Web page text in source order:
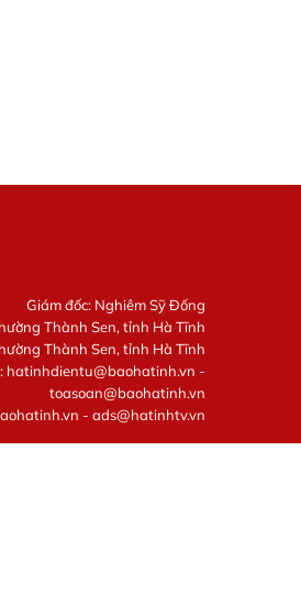
Giám đốc: Nghiêm Sỹ Đống
Thành Sen, tỉnh Hà Tĩnh
Thành Sen, tỉnh Hà Tĩnh
hatinhdientu@baohatinh.vn -
toasoan@baohatinh.vn
- ads@hatinhtv.vn